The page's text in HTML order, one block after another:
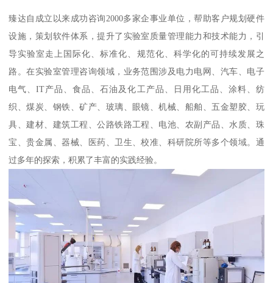
臻达自成立以来成功咨询2000多家企事业单位，帮助客户规划硬件
设施，策划软件体系，提升了实验室质量管理能力和技术能力，引
导实验室走上国际化、标准化、规范化、科学化的可持续发展之
路。在实验室管理咨询领域，业务范围涉及电力电网、汽车、电子
电气、IT产品、食品、石油及化工产品、日用化工品、涂料、纺
织、煤炭、钢铁、矿产、玻璃、眼镜、机械、船舶、五金塑胶、玩
具、建材、建筑工程、公路铁路工程、电池、农副产品、水质、珠
宝、贵金属、器械、医药、卫生、校准、科研院所等多个领域。通
过多年的探索，积累了丰富的实践经验。